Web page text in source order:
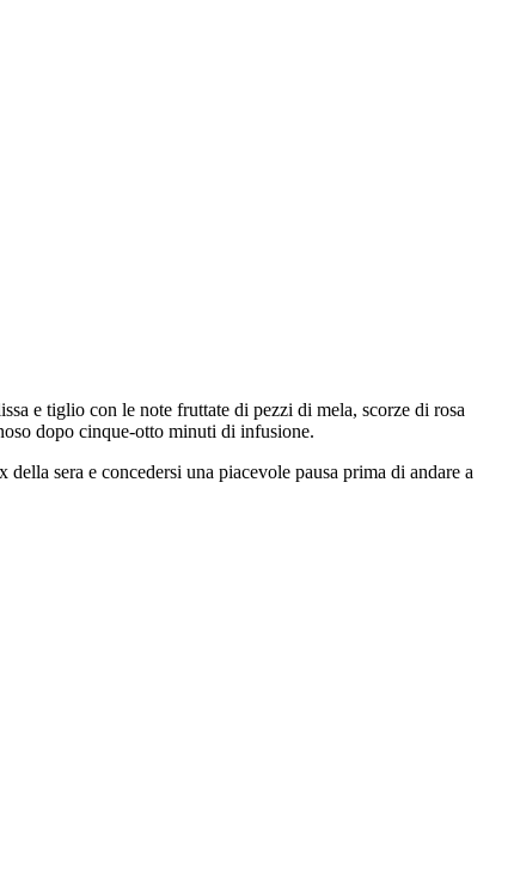
e tiglio con le note fruttate di pezzi di mela, scorze di rosa
dopo cinque-otto minuti di infusione.
sera e concedersi una piacevole pausa prima di andare a